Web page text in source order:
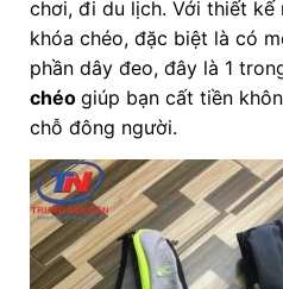
chơi, đi du lịch. Với thiết kế
khóa chéo, đặc biệt là có
phần dây đeo, đây là 1
chéo giúp bạn cất tiền
chỗ đông người.